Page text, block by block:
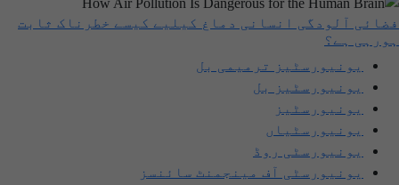
فضائی آلودگی انسانی دماغ کیلیے کیسے خطرناک ثابت
ہورہی ہے؟
یونیورسٹیز ترمیمی بل
یونیورسٹیز بل
یونیورسٹیز
یونیورسٹیاں
یونیورسٹی روڈ
یونیورسٹی آف مینجمنٹ سائنسز